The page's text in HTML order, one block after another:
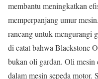
membantu meningkatkan
memperpanjang umur
rancang untuk mengurangi
di catat bahwa Blackstone
bukan oli gardan. Oli mesin
dalam mesin sepeda motor.